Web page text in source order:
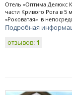
Отель «Оптима Делюкс
части Кривого Рога в 5
«Роковатая» в
Подробная
отзывов: 1